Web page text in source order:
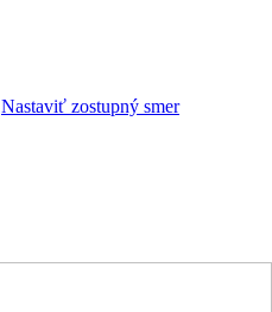
Nastaviť zostupný smer